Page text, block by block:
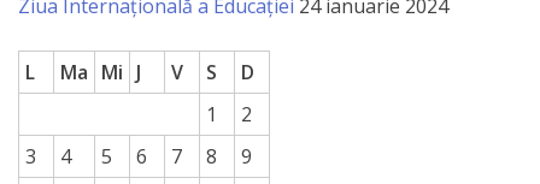
presă
utile
Ziua Internațională a Educației 24 ianuarie 2024
L Ma Mi J V S
D
1
2
3
4 5 6 7 8
9